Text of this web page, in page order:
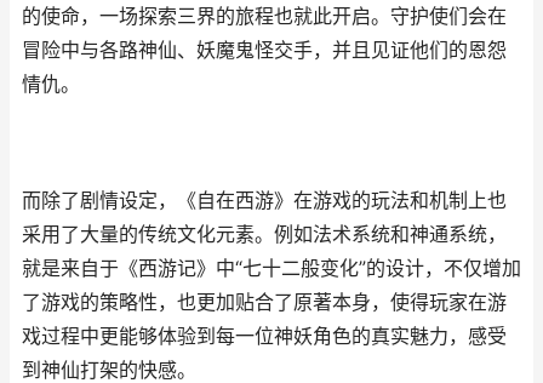
的使命，一场探索三界的旅程也就此开启。守护使们会在
冒险中与各路神仙、妖魔鬼怪交手，并且见证他们的恩怨
情仇。
而除了剧情设定，《自在西游》在游戏的玩法和机制上也
采用了大量的传统文化元素。例如法术系统和神通系统，
就是来自于《西游记》中“七十二般变化”的设计，不仅增加
了游戏的策略性，也更加贴合了原著本身，使得玩家在游
戏过程中更能够体验到每一位神妖角色的真实魅力，感受
到神仙打架的快感。